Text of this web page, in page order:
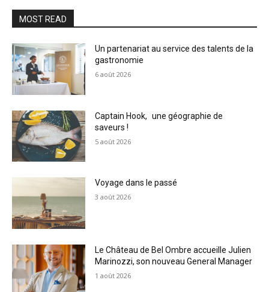
MOST READ
Un partenariat au service des talents de la
gastronomie
6 août 2026
Captain Hook, une géographie de
saveurs !
5 août 2026
Voyage dans le passé
3 août 2026
Le Château de Bel Ombre accueille Julien
Marinozzi, son nouveau General Manager
1 août 2026